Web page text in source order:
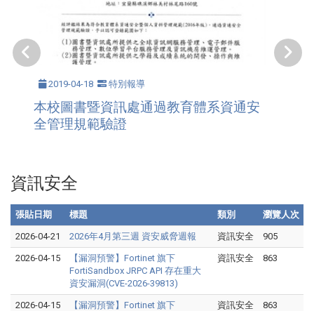
2019-04-18 特別報導
本校圖書暨資訊處通過教育體系資通安
全管理規範驗證
資訊安全
張貼日期 標題 類別 瀏覽人次
2026-04-21 2026年4月第三週 資安威脅週報 資訊安全 905
2026-04-15
【漏洞預警】Fortinet 旗下
FortiSandbox JRPC API 存在重大
資安漏洞(CVE-2026-39813)
資訊安全 863
2026-04-15
【漏洞預警】Fortinet 旗下
資訊安全 863